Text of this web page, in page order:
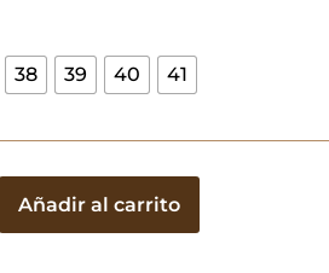
38 39 40 41
Añadir al carrito